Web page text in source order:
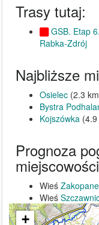
Trasy tutaj:
GSB. Etap
Rabka-Zdrój
Najbliższe
Osielec (2.3
Bystra
Kojszówka
Prognoza
Wieś Zakopane
Wieś
+